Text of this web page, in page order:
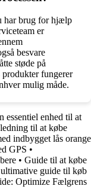
har brug for hjælp
er
besvare
støde på
produkter fungerer
mulig måde.
enhed til at
til at købe
indbygget lås orange
GPS •
• Guide til at købe
guide til køb
Optimize Fælgrens